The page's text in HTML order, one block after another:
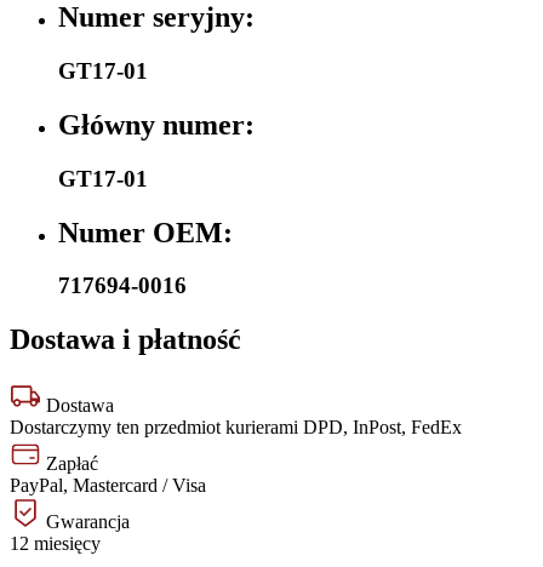
Numer seryjny:
GT17-01
Główny numer:
GT17-01
Numer OEM:
717694-0016
Dostawa i płatność
Dostawa
Dostarczymy ten przedmiot kurierami DPD, InPost, FedEx
Zapłać
PayPal, Mastercard / Visa
Gwarancja
12 miesięcy